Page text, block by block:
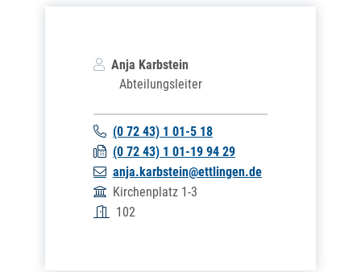
Anja Karbstein
Abteilungsleiter
(0 72 43) 1 01-5 18
(0 72 43) 1 01-19 94 29
anja.karbstein@ettlingen.de
Kirchenplatz 1-3
102